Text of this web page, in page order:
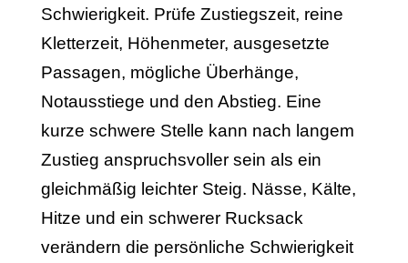
Schwierigkeit. Prüfe Zustiegszeit, reine
Kletterzeit, Höhenmeter, ausgesetzte
Passagen, mögliche Überhänge,
Notausstiege und den Abstieg. Eine
kurze schwere Stelle kann nach langem
Zustieg anspruchsvoller sein als ein
gleichmäßig leichter Steig. Nässe, Kälte,
Hitze und ein schwerer Rucksack
verändern die persönliche Schwierigkeit